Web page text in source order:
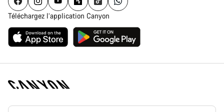
Téléchargez l’application Canyon